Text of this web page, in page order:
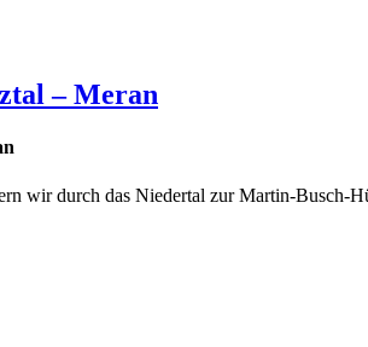
– Meran
wir durch das Niedertal zur Martin-